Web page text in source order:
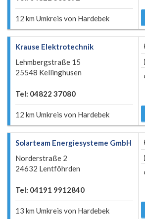
12 km Umkreis von Hardebek
Krause Elektrotechnik
Lehmbergstraße 15
25548 Kellinghusen
Tel: 04822 37080
12 km Umkreis von Hardebek
Solarteam Energiesysteme GmbH
Norderstraße 2
24632 Lentföhrden
Tel: 04191 9912840
13 km Umkreis von Hardebek